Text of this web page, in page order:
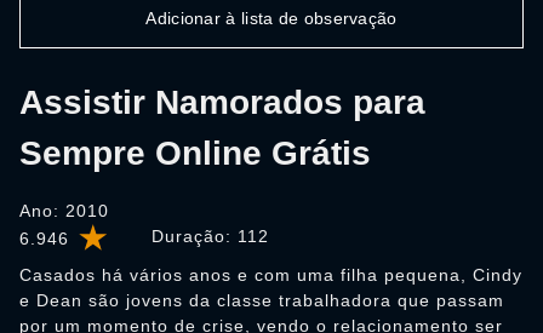
6.946 Duração: 112
Assistir Namorados para
Sempre Online Grátis
Ano: 2010
Casados há vários anos e com uma filha pequena, Cindy
e Dean são jovens da classe trabalhadora que passam
por um momento de crise, vendo o relacionamento ser
Adicionar à lista de observação